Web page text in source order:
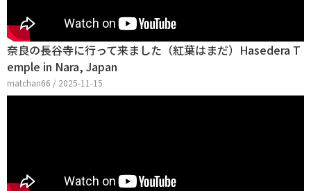
奈良の長谷寺に行って来ました（紅葉はまだ）Hasedera T
emple in Nara, Japan
matchan66 / 2025-11-15